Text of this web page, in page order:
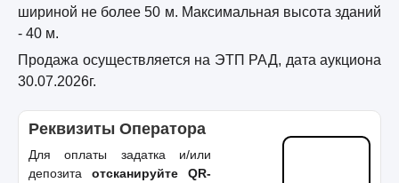
шириной не более 50 м. Максимальная высота зданий
- 40 м.
Продажа осуществляется на ЭТП РАД, дата аукциона
30.07.2026г.
Реквизиты Оператора
Для оплаты задатка и/или
депозита отсканируйте QR-